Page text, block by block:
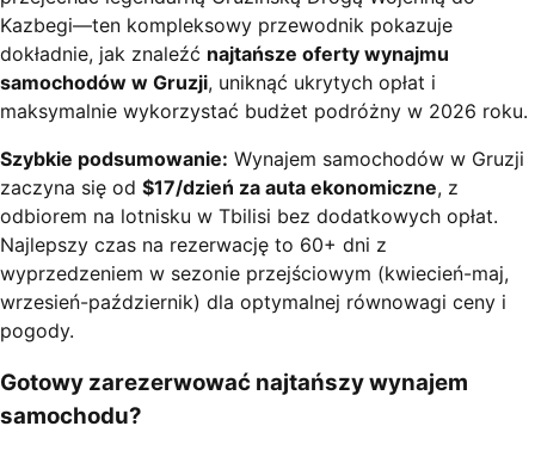
Kazbegi—ten kompleksowy przewodnik pokazuje
dokładnie, jak znaleźć najtańsze oferty wynajmu
samochodów w Gruzji, uniknąć ukrytych opłat i
maksymalnie wykorzystać budżet podróżny w 2026 roku.
Szybkie podsumowanie: Wynajem samochodów w Gruzji
zaczyna się od $17/dzień za auta ekonomiczne, z
odbiorem na lotnisku w Tbilisi bez dodatkowych opłat.
Najlepszy czas na rezerwację to 60+ dni z
wyprzedzeniem w sezonie przejściowym (kwiecień-maj,
wrzesień-październik) dla optymalnej równowagi ceny i
pogody.
Gotowy zarezerwować najtańszy wynajem
samochodu?